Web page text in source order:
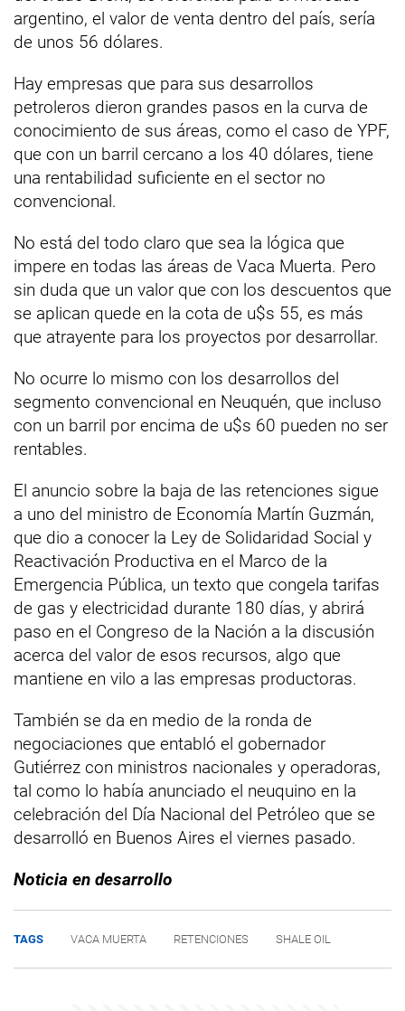
argentino, el valor de venta dentro del país, sería
de unos 56 dólares.
Hay empresas que para sus desarrollos
petroleros dieron grandes pasos en la curva de
conocimiento de sus áreas, como el caso de YPF,
que con un barril cercano a los 40 dólares, tiene
una rentabilidad suficiente en el sector no
convencional.
No está del todo claro que sea la lógica que
impere en todas las áreas de Vaca Muerta. Pero
sin duda que un valor que con los descuentos que
se aplican quede en la cota de u$s 55, es más
que atrayente para los proyectos por desarrollar.
No ocurre lo mismo con los desarrollos del
segmento convencional en Neuquén, que incluso
con un barril por encima de u$s 60 pueden no ser
rentables.
El anuncio sobre la baja de las retenciones sigue
a uno del ministro de Economía Martín Guzmán,
que dio a conocer la Ley de Solidaridad Social y
Reactivación Productiva en el Marco de la
Emergencia Pública, un texto que congela tarifas
de gas y electricidad durante 180 días, y abrirá
paso en el Congreso de la Nación a la discusión
acerca del valor de esos recursos, algo que
mantiene en vilo a las empresas productoras.
También se da en medio de la ronda de
negociaciones que entabló el gobernador
Gutiérrez con ministros nacionales y operadoras,
tal como lo había anunciado el neuquino en la
celebración del Día Nacional del Petróleo que se
desarrolló en Buenos Aires el viernes pasado.
Noticia en desarrollo
TAGS VACA MUERTA RETENCIONES SHALE OIL